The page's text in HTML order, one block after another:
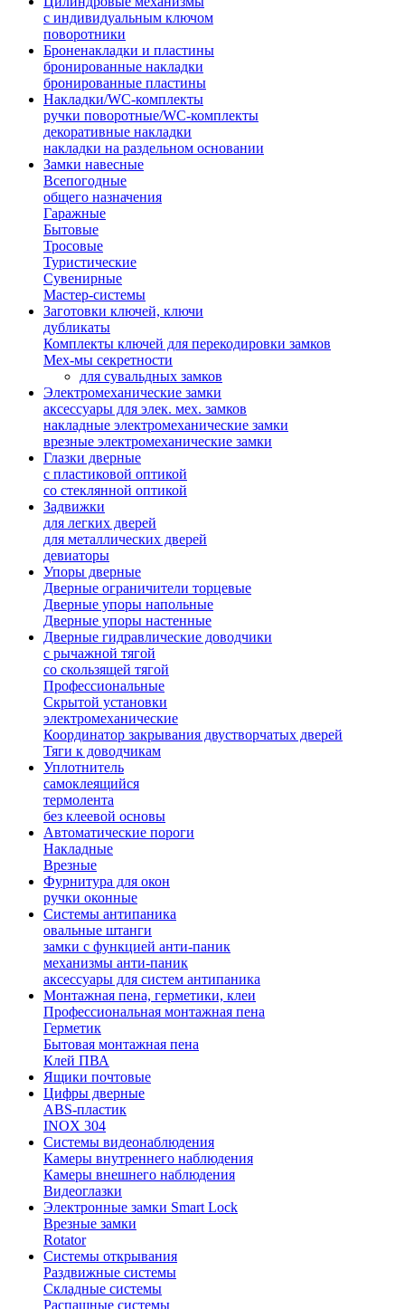
с индивидуальным ключом
поворотники
Броненакладки и пластины
бронированные накладки
бронированные пластины
Накладки/WC-комплекты
ручки поворотные/WC-комплекты
декоративные накладки
накладки на раздельном основании
Замки навесные
Всепогодные
общего назначения
Гаражные
Бытовые
Тросовые
Туристические
Сувенирные
Мастер-системы
Заготовки ключей, ключи
дубликаты
Комплекты ключей для перекодировки замков
Мех-мы секретности
для сувальдных замков
Электромеханические замки
аксессуары для элек. мех. замков
накладные электромеханические замки
врезные электромеханические замки
Глазки дверные
с пластиковой оптикой
со стеклянной оптикой
Задвижки
для легких дверей
для металлических дверей
девиаторы
Упоры дверные
Дверные ограничители торцевые
Дверные упоры напольные
Дверные упоры настенные
Дверные гидравлические доводчики
с рычажной тягой
со скользящей тягой
Профессиональные
Скрытой установки
электромеханические
Координатор закрывания двустворчатых дверей
Тяги к доводчикам
Уплотнитель
самоклеящийся
термолента
без клеевой основы
Автоматические пороги
Накладные
Врезные
Фурнитура для окон
ручки оконные
Системы антипаника
овальные штанги
замки с функцией анти-паник
механизмы анти-паник
аксессуары для систем антипаника
Монтажная пена, герметики, клеи
Профессиональная монтажная пена
Герметик
Бытовая монтажная пена
Клей ПВА
Ящики почтовые
Цифры дверные
ABS-пластик
INOX 304
Системы видеонаблюдения
Камеры внутреннего наблюдения
Камеры внешнего наблюдения
Видеоглазки
Электронные замки Smart Lock
Врезные замки
Rotator
Системы открывания
Раздвижные системы
Складные системы
Распашные системы